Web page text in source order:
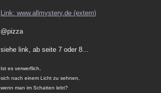
Link: www.allmystery.de (extern)
@pizza
siehe link, ab seite 7 oder 8...
Ist es verwerflich,
sich nach einem Licht zu sehnen,
wenn man im Schatten lebt?